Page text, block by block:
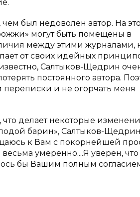
был недоволен автор. На это
могут быть помещены в
между этими журналами,
от своих идейных
Салтыков-Щедрин
постоянного автора.
переписки и не огорчать меня
делает некоторые
барин», Салтыков-Щедрин
к Вам с покорнейшей
умеренно....Я уверен, что
бы Вашим полным